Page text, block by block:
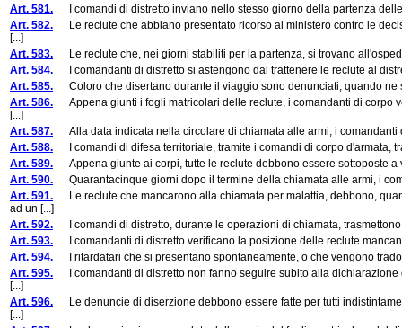
Art. 581. I comandi di distretto inviano nello stesso giorno della partenza
Art. 582. Le reclute che abbiano presentato ricorso al ministero contro le
[...]
Art. 583. Le reclute che, nei giorni stabiliti per la partenza, si trovano
Art. 584. I comandanti di distretto si astengono dal trattenere le reclute al
Art. 585. Coloro che disertano durante il viaggio sono denunciati, quando ne
Art. 586. Appena giunti i fogli matricolari delle reclute, i comandanti di corpo
[...]
Art. 587. Alla data indicata nella circolare di chiamata alle armi, i comandanti
Art. 588. I comandi di difesa territoriale, tramite i comandi di corpo d'armata,
Art. 589. Appena giunte ai corpi, tutte le reclute debbono essere sottoposte a
Art. 590. Quarantacinque giorni dopo il termine della chiamata alle armi, i
Art. 591. Le reclute che mancarono alla chiamata per malattia, debbono,
ad un [...]
Art. 592. I comandi di distretto, durante le operazioni di chiamata,
Art. 593. I comandanti di distretto verificano la posizione delle reclute
Art. 594. I ritardatari che si presentano spontaneamente, o che vengono
Art. 595. I comandanti di distretto non fanno seguire subito alla
[...]
Art. 596. Le denuncie di diserzione debbono essere fatte per tutti
[...]